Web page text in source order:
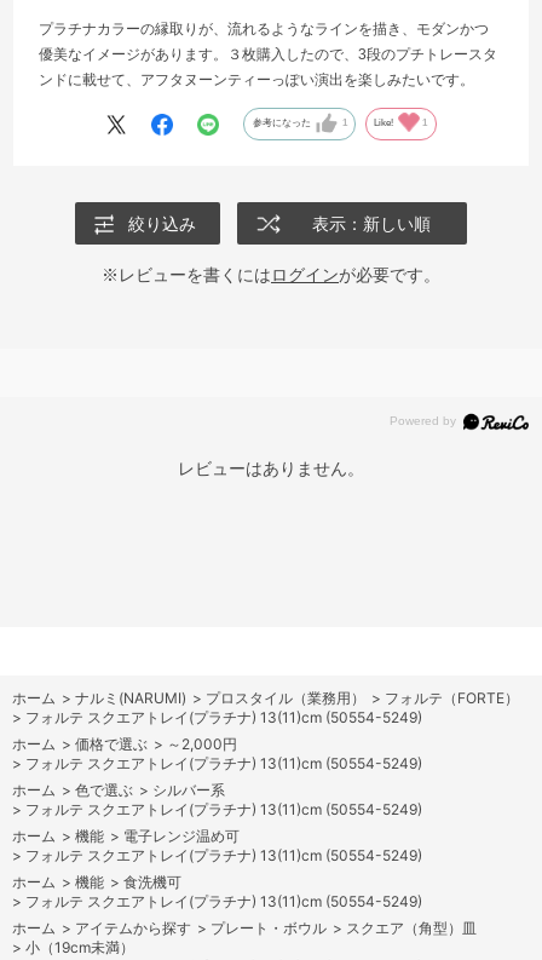
プラチナカラーの縁取りが、流れるようなラインを描き、モダンかつ
優美なイメージがあります。３枚購入したので、3段のプチトレースタ
ンドに載せて、アフタヌーンティーっぽい演出を楽しみたいです。
参考になった 1 Like! 1
絞り込み 表示：新しい順
※レビューを書くにはログインが必要です。
レビューはありません。
ホーム > ナルミ(NARUMI) > プロスタイル（業務用） > フォルテ（FORTE）
> フォルテ スクエアトレイ(プラチナ) 13(11)cm (50554-5249)
ホーム > 価格で選ぶ > ～2,000円
> フォルテ スクエアトレイ(プラチナ) 13(11)cm (50554-5249)
ホーム > 色で選ぶ > シルバー系
> フォルテ スクエアトレイ(プラチナ) 13(11)cm (50554-5249)
ホーム > 機能 > 電子レンジ温め可
> フォルテ スクエアトレイ(プラチナ) 13(11)cm (50554-5249)
ホーム > 機能 > 食洗機可
> フォルテ スクエアトレイ(プラチナ) 13(11)cm (50554-5249)
ホーム > アイテムから探す > プレート・ボウル > スクエア（角型）皿
> 小（19cm未満）